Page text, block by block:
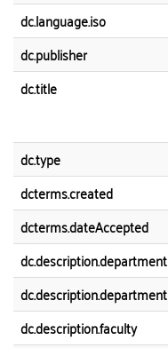
dc.language.iso
dc.publisher
dc.title
dc.type
dcterms.created
dcterms.dateAccepted
dc.description.department
dc.description.department
dc.description.faculty